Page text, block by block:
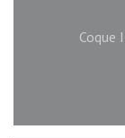
Coque